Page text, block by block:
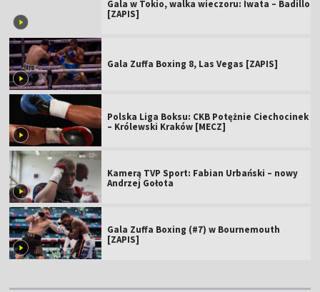
Gala w Tokio, walka wieczoru: Iwata – Badillo
[ZAPIS]
Gala Zuffa Boxing 8, Las Vegas [ZAPIS]
Polska Liga Boksu: CKB Potężnie Ciechocinek
– Królewski Kraków [MECZ]
Kamerą TVP Sport: Fabian Urbański – nowy
Andrzej Gołota
Gala Zuffa Boxing (#7) w Bournemouth
[ZAPIS]